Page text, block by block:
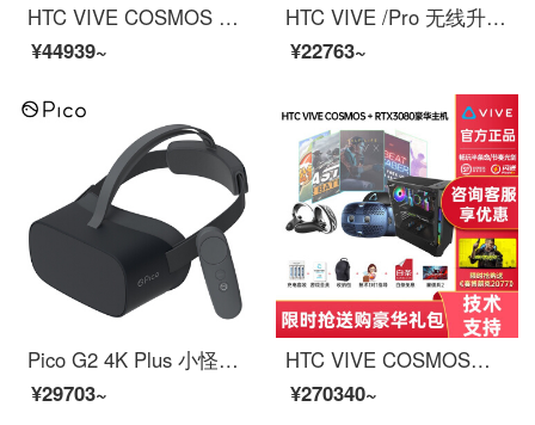
HTC VIVE COSMOS 智能VR眼镜 PCVR 3D头盔 虚拟现实【年度新品】
¥44939~
HTC VIVE /Pro 无线升级套件 VIVE无线升级 Pro2.0无线套件 VR头盔无线套件 VIVE Pro 无线升级套件
¥22763~
Pico G2 4K Plus 小怪兽2 4K增强版VR一体机 6G+128GB大内存 体感游戏 4K高清屏 VR眼镜【支持企业定制】
¥29703~
HTC VIVE COSMOS【咨询直降优惠】智能VR眼镜 专业VR头盔 3D虚拟现实智能 PCVR HTC VIVE COSMOS标配+3080主机
¥270340~